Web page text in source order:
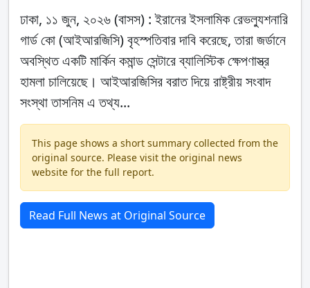
ঢাকা, ১১ জুন, ২০২৬ (বাসস) : ইরানের ইসলামিক রেভল্যুশনারি
গার্ড কো (আইআরজিসি) বৃহস্পতিবার দাবি করেছে, তারা জর্ডানে
অবস্থিত একটি মার্কিন কমান্ড সেন্টারে ব্যালিস্টিক ক্ষেপণাস্ত্র
হামলা চালিয়েছে। আইআরজিসির বরাত দিয়ে রাষ্ট্রীয় সংবাদ
সংস্থা তাসনিম এ তথ্য...
This page shows a short summary collected from the
original source. Please visit the original news
website for the full report.
Read Full News at Original Source